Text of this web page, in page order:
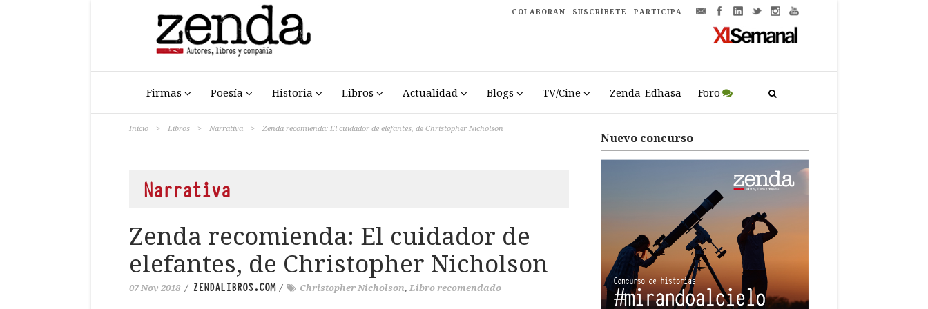
COLABORAN SUSCRÍBETE PARTICIPA
Firmas Poesía Historia Libros Actualidad Blogs TV/Cine Zenda-Edhasa Foro
Inicio > Libros > Narrativa > Zenda recomienda: El cuidador de elefantes, de Christopher Nicholson
Narrativa
Zenda recomienda: El cuidador de
elefantes, de Christopher Nicholson
07 Nov 2018 / ZENDALIBROS.COM/ Christopher Nicholson, Libro recomendado
Nuevo concurso